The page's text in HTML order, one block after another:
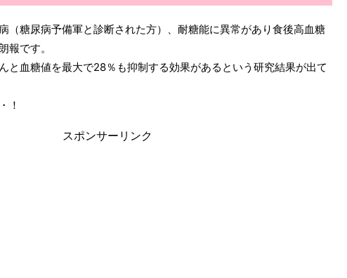
（糖尿病予備軍と診断された方）、耐糖能に異常があり食後高血糖
報です。
と血糖値を最大で28％も抑制する効果があるという研究結果が出て
！
スポンサーリンク